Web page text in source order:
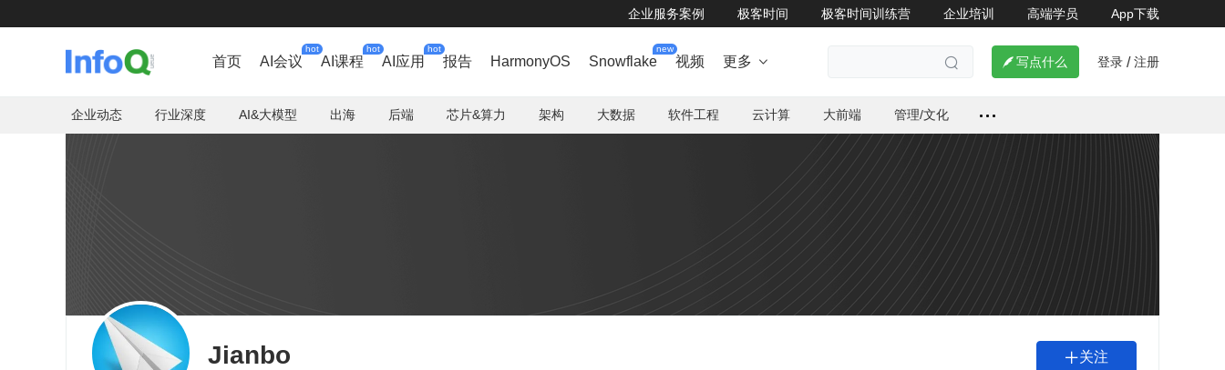
企业服务案例 极客时间 极客时间训练营 企业培训 高端学员 App下载
首页 AI会议
hot
AI课程
hot
AI应用
hot
报告 HarmonyOS Snowflake
new
视频 更多    写点什么 登录 / 注册
企业动态 行业深度 AI&大模型 出海 后端 芯片&算力 架构 大数据 软件工程 云计算 大前端 管理/文化
Jianbo 关注